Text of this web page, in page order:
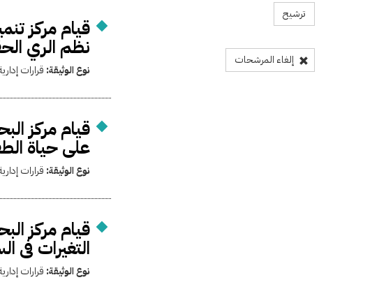
ترشيح
إلغاء المرشحات
قيام مركز
نظم الري
نوع الوثيقة: قرارات
قيام مركز
على حياة
نوع الوثيقة: قرارات
قيام مركز
التغيرات فى
نوع الوثيقة: قرارات